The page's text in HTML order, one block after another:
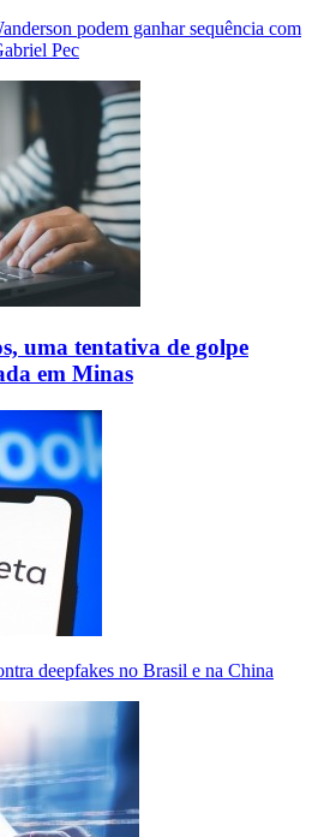
podem ganhar sequência com
Pec
uma tentativa de golpe
em Minas
deepfakes no Brasil e na China